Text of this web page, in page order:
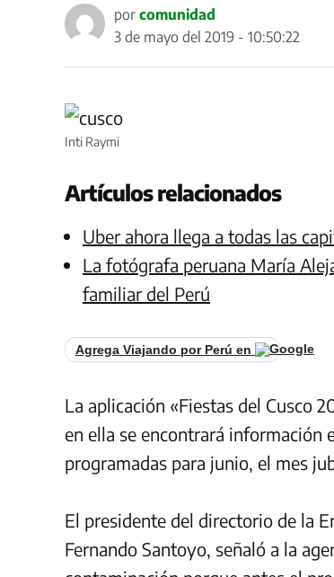
por comunidad
3 de mayo del 2019 - 10:50:22
Inti Raymi
Artículos relacionados
Uber ahora llega a todas las
La fotógrafa peruana María
familiar del Perú
Agrega Viajando por Perú en
La aplicación «Fiestas del Cusco
en ella se encontrará información
programadas para junio, el mes
El presidente del directorio de la
Fernando Santoyo, señaló a la